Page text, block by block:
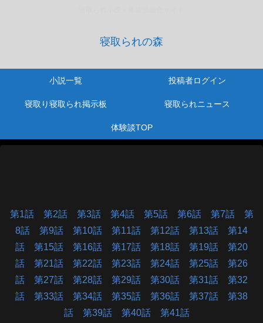
寝取られの森
小説一覧 投稿者ログイン
寝取り寝取られ掲示板 寝取られニュース
体験談TOP
第1話 第2話 第3話 第4話 第5話 第6話 第7話 第
8話 第9話 第10話 第11話 第12話 第13話 第14
話 第15話 第16話 第17話 第18話 第19話 第20
話 第21話 第22話 第23話 第24話 第25話 第26
話 第27話 第28話 第29話 第30話 第31話 第32
話 第33話 第34話 第35話 第36話 第37話 第38
話 第39話 第40話 第41話